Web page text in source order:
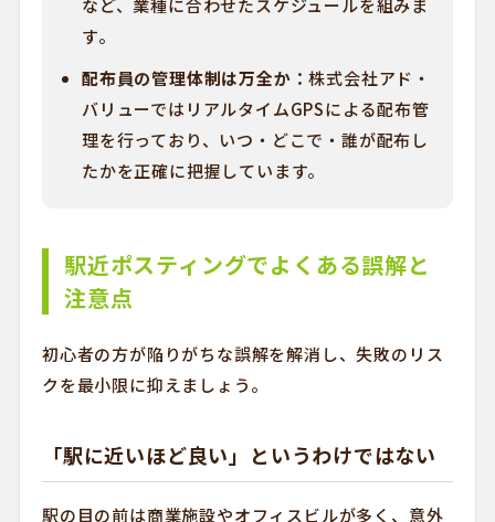
など、業種に合わせたスケジュールを組みま
す。
配布員の管理体制は万全か：株式会社アド・
バリューではリアルタイムGPSによる配布管
理を行っており、いつ・どこで・誰が配布し
たかを正確に把握しています。
駅近ポスティングでよくある誤解と
注意点
初心者の方が陥りがちな誤解を解消し、失敗のリス
クを最小限に抑えましょう。
「駅に近いほど良い」というわけではない
駅の目の前は商業施設やオフィスビルが多く、意外